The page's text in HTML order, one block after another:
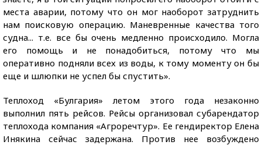
места аварии, потому что он мог наоборот затруднить
нам поисковую операцию. Маневренные качества того
судна... т.е. все бы очень медленно происходило. Могла
его помощь и не понадобиться, потому что мы
оперативно подняли всех из воды, к тому моменту он бы
еще и шлюпки не успел бы спустить».
Теплоход «Булгария» летом этого года незаконно
выполнил пять рейсов. Рейсы организовал субарендатор
теплохода компания «Агроречтур». Ее гендиректор Елена
Инякина сейчас задержана. Против нее возбуждено